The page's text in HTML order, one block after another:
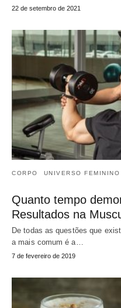
22 de setembro de 2021
CORPO UNIVERSO FEMININO
Quanto tempo
Resultados na
De todas as questões que
a mais comum é a…
7 de fevereiro de 2019